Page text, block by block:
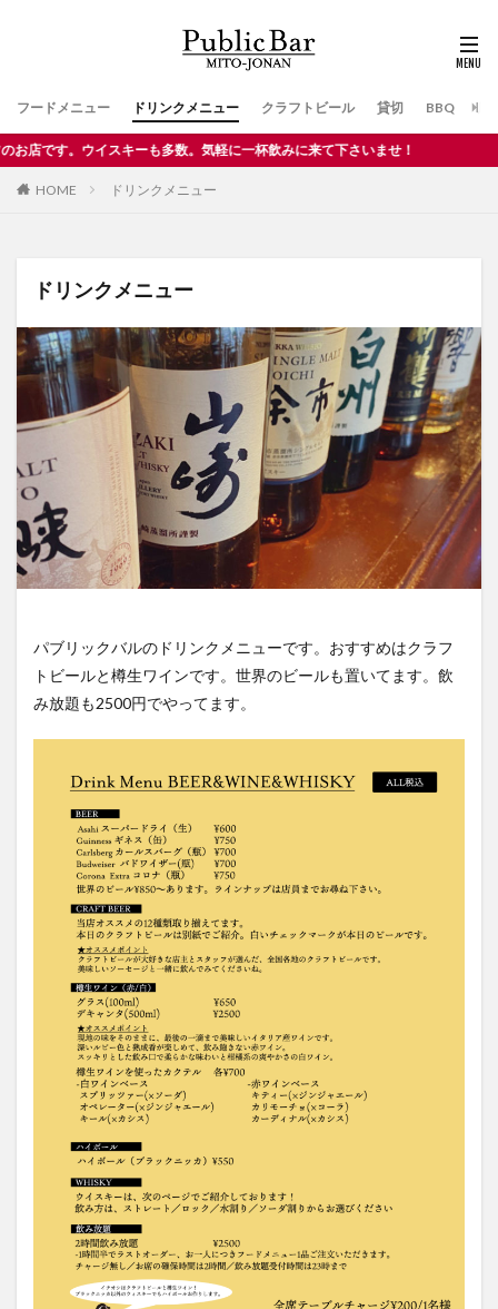
フードメニュー ドリンクメニュー クラフトビール 貸切 BBQ 店
イスキーも多数。気軽に一杯飲みに来て下さいませ！
HOME ドリンクメニュー
ドリンクメニュー
パブリックバルのドリンクメニューです。おすすめはクラフ
トビールと樽生ワインです。世界のビールも置いてます。飲
み放題も2500円でやってます。